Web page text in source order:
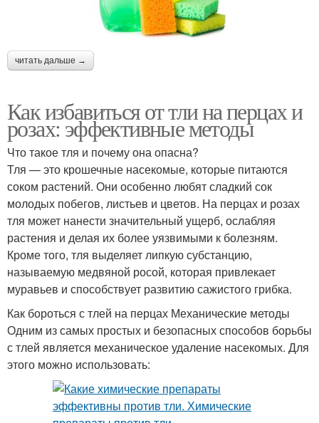
читать дальше →
Как избавиться от тли на перцах и
розах: эффективные методы
Что такое тля и почему она опасна?
Тля — это крошечные насекомые, которые питаются
соком растений. Они особенно любят сладкий сок
молодых побегов, листьев и цветов. На перцах и розах
тля может нанести значительный ущерб, ослабляя
растения и делая их более уязвимыми к болезням.
Кроме того, тля выделяет липкую субстанцию,
называемую медвяной росой, которая привлекает
муравьев и способствует развитию сажистого грибка.
Как бороться с тлей на перцах Механические методы
Одним из самых простых и безопасных способов борьбы
с тлей является механическое удаление насекомых. Для
этого можно использовать: